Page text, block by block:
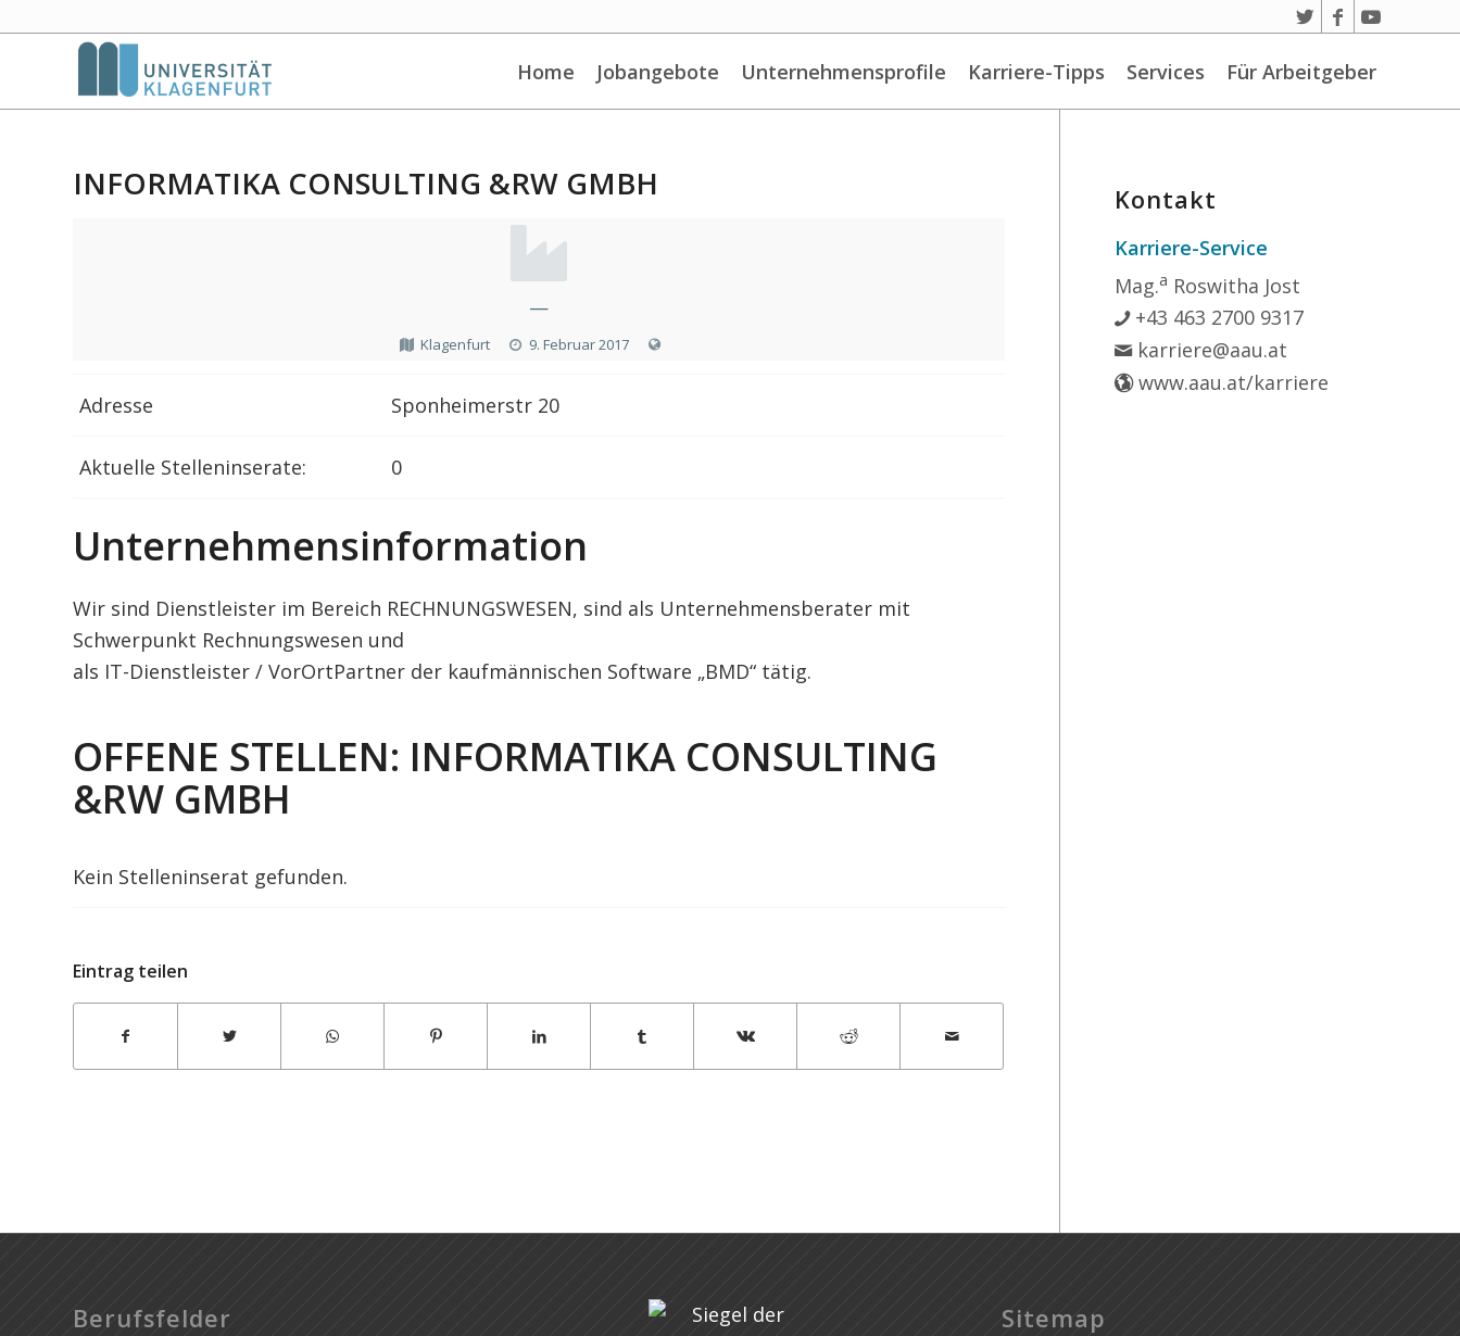
Home Jobangebote Unternehmensprofile Karriere-Tipps Services Für Arbeitgeber
INFORMATIKA CONSULTING &RW GMBH
—
Klagenfurt 9. Februar 2017
Adresse Sponheimerstr 20
Aktuelle Stelleninserate: 0
Unternehmensinformation
Wir sind Dienstleister im Bereich RECHNUNGSWESEN, sind als Unternehmensberater mit
Schwerpunkt Rechnungswesen und
als IT-Dienstleister / VorOrtPartner der kaufmännischen Software „BMD“ tätig.
OFFENE STELLEN: INFORMATIKA CONSULTING
&RW GMBH
Kein Stelleninserat gefunden.
Eintrag teilen
Kontakt
Karriere-Service
Mag.a Roswitha Jost
+43 463 2700 9317
karriere@aau.at
www.aau.at/karriere
Berufsfelder Sitemap
consultnetwork Controllingberatung
und -dienstleistung GmbH